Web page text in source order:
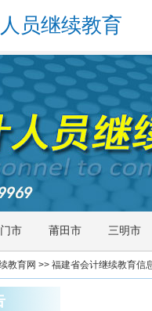
员继续教育
市 莆田市 三明市
教育网 >> 福建省会计继续教育信